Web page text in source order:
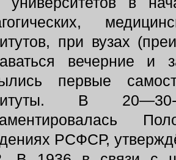
при вузах
вечерние и
первые
В
РСФСР,